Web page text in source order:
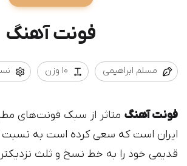
فونت آهنگ
مسلم ابراهیمی 10 وزن
فونت آهنگ متاثر از سبک فونت‌های
ایران است که سعی کرده است به
قدیمی خود را به خط نسخ و ثلث